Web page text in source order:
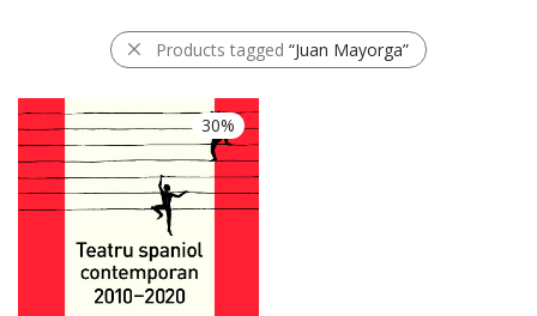
Products tagged “Juan Mayorga”
30%